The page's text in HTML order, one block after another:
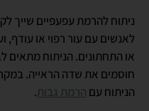
ניתוח להרמת עפעפיים שייך
לאנשים עם עור רפוי או עודף,
או התחתונים. הניתוח מתאים
חוסמים את שדה הראייה.
הניתוח עם הרמת גבות.